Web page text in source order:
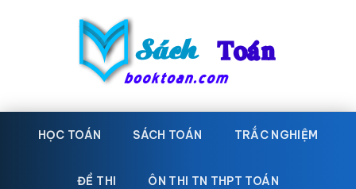
Sách
Toán
Học
toán,HỌC TOÁN SÁCH TOÁN TRẮC NGHIỆM
ĐỀ THI ÔN THI TN THPT TOÁN